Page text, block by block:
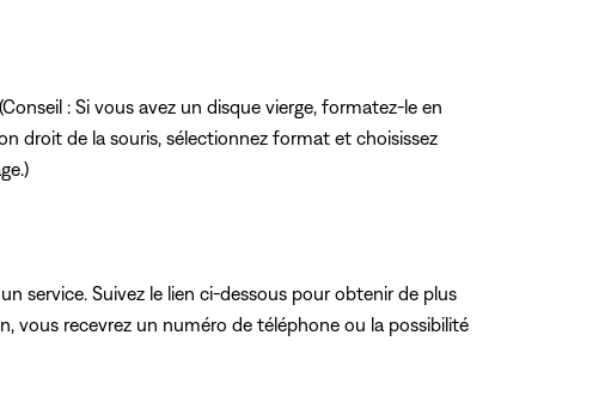
: Si vous avez un disque vierge, formatez-le en
droit de la souris, sélectionnez format et choisissez
service. Suivez le lien ci-dessous pour obtenir de plus
vous recevrez un numéro de téléphone ou la possibilité